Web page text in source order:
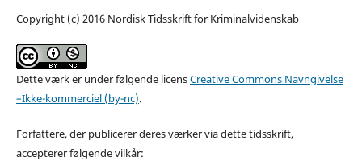
Copyright (c) 2016 Nordisk Tidsskrift for Kriminalvidenskab
Dette værk er under følgende licensCreative Commons Navngivelse
–Ikke-kommerciel (by-nc).
Forfattere, der publicerer deres værker via dette tidsskrift,
accepterer følgende vilkår: